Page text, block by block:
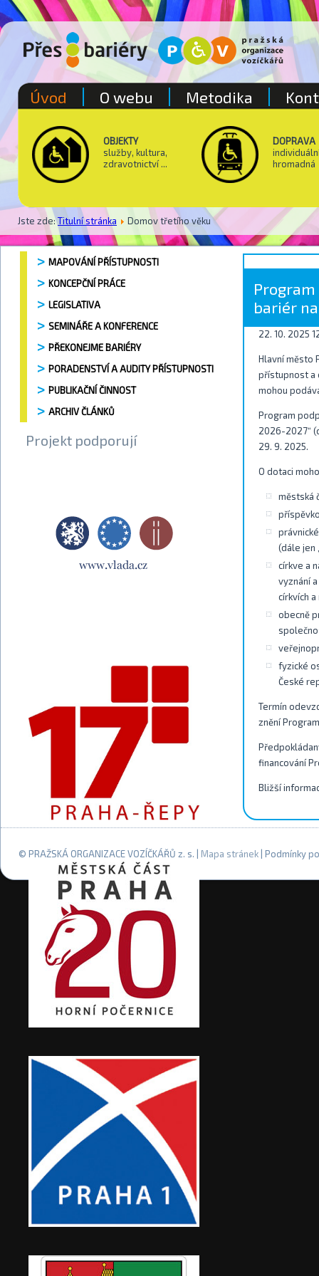
OBJEKTY
služby, kultura,
zdravotnictví ...
DOPRAVA
hromadná
Jste zde:Titulní stránka Domov třetího věku
Úvod O webu Metodika
MAPOVÁNÍ PŘÍSTUPNOSTI
KONCEPČNÍ PRÁCE
LEGISLATIVA
SEMINÁŘE A KONFERENCE
PŘEKONEJME BARIÉRY
PORADENSTVÍ A AUDITY PŘÍSTUPNOSTI
PUBLIKAČNÍ ČINNOST
ARCHIV ČLÁNKŮ
Projekt podporují
bariér
22. 10. 2025
Hlavní město
přístupnost a
mohou
Program
2026-2027“
29. 9. 2025.
O dotaci
městská
(dále jen
církve a
vyznání
církvích
obecně
fyzické
České
Termín
znění
financování
Bližší
© PRAŽSKÁ ORGANIZACE VOZÍČKÁŘŮ z. s. | Mapa stránek | Podmínky